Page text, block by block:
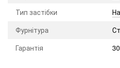
Тип застібки
Фурнітура
Гарантія